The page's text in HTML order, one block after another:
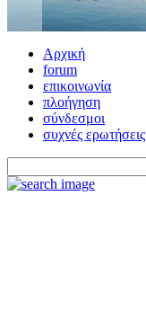
Αρχική
forum
επικοινωνία
πλοήγηση
σύνδεσμοι
συχνές ερωτήσεις